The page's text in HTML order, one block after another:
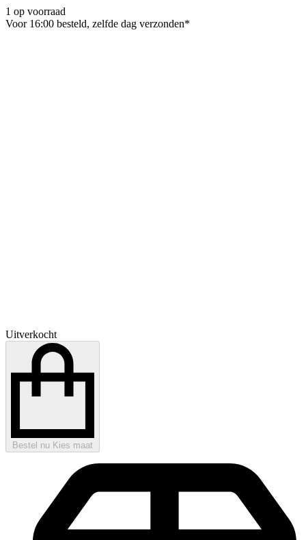
1 op voorraad
Voor 16:00 besteld, zelfde dag verzonden*
Uitverkocht
Bestel nu Kies maat